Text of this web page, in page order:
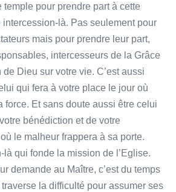
temple pour prendre part à cette
intercession-là. Pas seulement pour
mais pour prendre leur part,
intercesseurs de la Grâce
Dieu sur votre vie. C’est aussi
qui fera à votre place le jour où
force. Et sans doute aussi être celui
bénédiction et de votre
le malheur frappera à sa porte.
là qui fonde la mission de l’Eglise.
demande au Maître, c’est du temps
la difficulté pour assumer ses